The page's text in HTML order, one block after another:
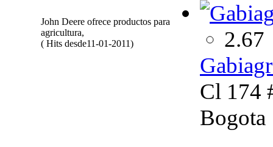
John Deere ofrece productos para
agricultura,
( Hits desde11-01-2011)
2.67
Cl 174
Bogota